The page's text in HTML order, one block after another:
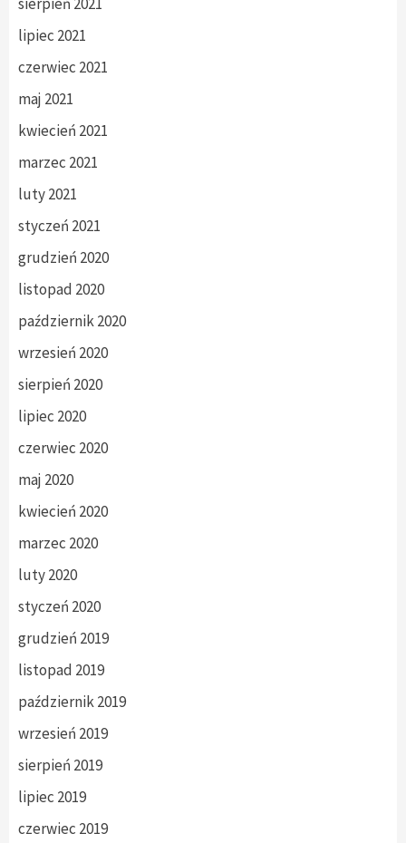
lipiec 2021
czerwiec 2021
maj 2021
kwiecień 2021
marzec 2021
luty 2021
styczeń 2021
grudzień 2020
listopad 2020
październik 2020
wrzesień 2020
sierpień 2020
lipiec 2020
czerwiec 2020
maj 2020
kwiecień 2020
marzec 2020
luty 2020
styczeń 2020
grudzień 2019
listopad 2019
październik 2019
wrzesień 2019
sierpień 2019
lipiec 2019
czerwiec 2019